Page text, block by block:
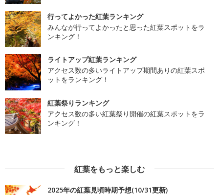
行ってよかった紅葉ランキング
みんなが行ってよかったと思った紅葉スポットをラ
ンキング！
ライトアップ紅葉ランキング
アクセス数の多いライトアップ期間ありの紅葉スポ
ットをランキング！
紅葉祭りランキング
アクセス数の多い紅葉祭り開催の紅葉スポットをラ
ンキング！
紅葉をもっと楽しむ
2025年の紅葉見頃時期予想(10/31更新)